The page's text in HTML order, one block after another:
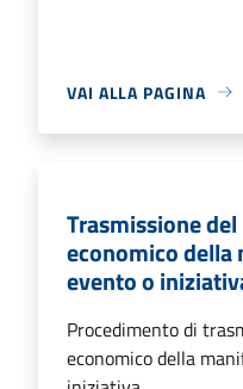
VAI ALLA PAGINA
Trasmissione
economico
evento o
Procedimento di
economico della